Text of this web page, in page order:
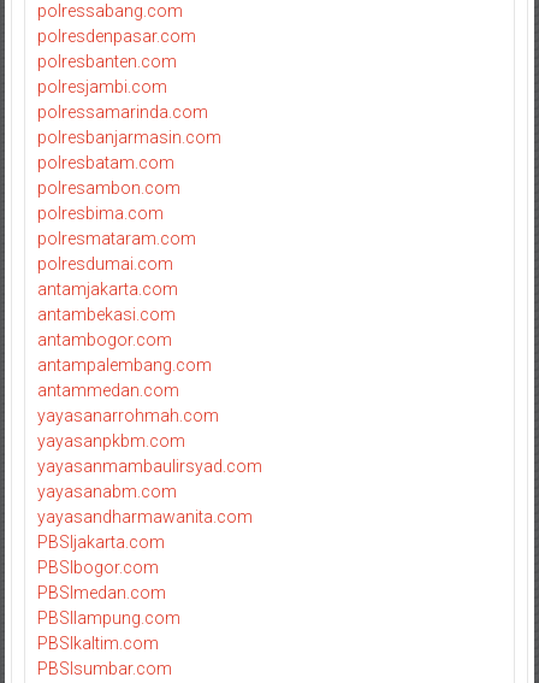
polressabang.com
polresdenpasar.com
polresbanten.com
polresjambi.com
polressamarinda.com
polresbanjarmasin.com
polresbatam.com
polresambon.com
polresbima.com
polresmataram.com
polresdumai.com
antamjakarta.com
antambekasi.com
antambogor.com
antampalembang.com
antammedan.com
yayasanarrohmah.com
yayasanpkbm.com
yayasanmambaulirsyad.com
yayasanabm.com
yayasandharmawanita.com
PBSIjakarta.com
PBSIbogor.com
PBSImedan.com
PBSIlampung.com
PBSIkaltim.com
PBSIsumbar.com